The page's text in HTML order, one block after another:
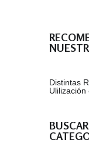
Distintas
Ulilización